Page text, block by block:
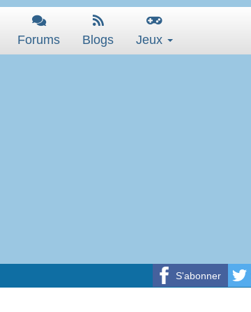
Forums Blogs Jeux
S'abonner